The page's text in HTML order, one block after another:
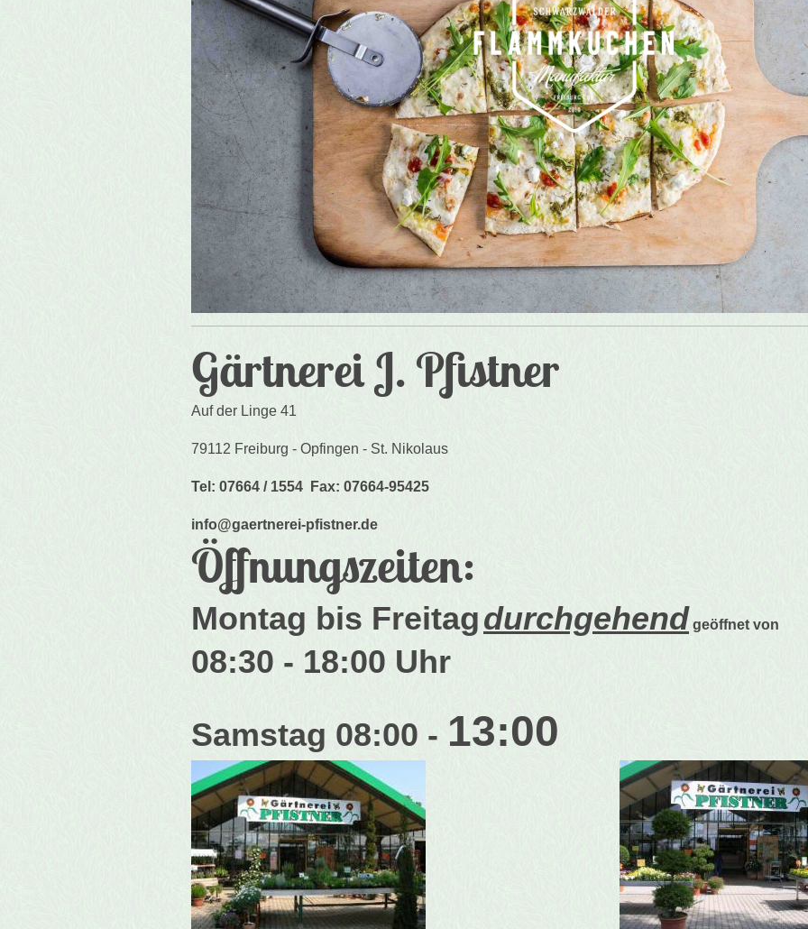
Gärtnerei J. Pfistner
Auf der Linge 41
79112 Freiburg - Opfingen - St. Nikolaus
Tel: 07664 / 1554 Fax: 07664-95425
info@gaertnerei-pfistner.de
Öffnungszeiten:
Montag bis Freitagdurchgehend geöffnet von
08:30 - 18:00 Uhr
Samstag 08:00 - 13:00